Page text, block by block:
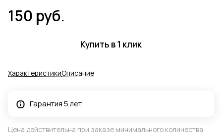
150 руб.
Купить в 1 клик
ХарактеристикиОписание
Гарантия 5 лет
Цена действительна при заказе минимального количества